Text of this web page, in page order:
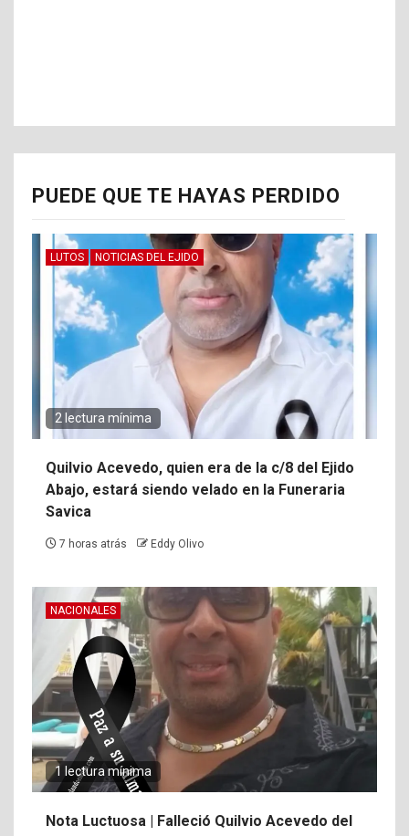
PUEDE QUE TE HAYAS PERDIDO
LUTOS NOTICIAS DEL EJIDO
2 lectura mínima
Quilvio Acevedo, quien era de la c/8 del Ejido
Abajo, estará siendo velado en la Funeraria
Savica
7 horas atrás Eddy Olivo
NACIONALES
1 lectura mínima
Nota Luctuosa | Falleció Quilvio Acevedo del